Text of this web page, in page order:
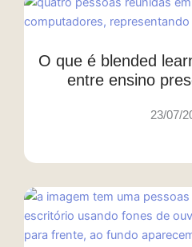
O que é blended
entre ensino
23/07/